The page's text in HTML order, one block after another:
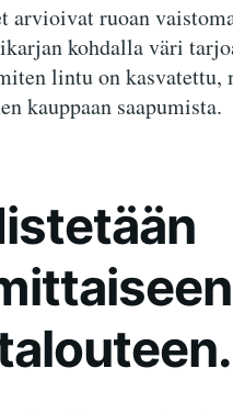
ruoan
kohdalla väri
lintu on kasvatettu,
kauppaan saapumista.